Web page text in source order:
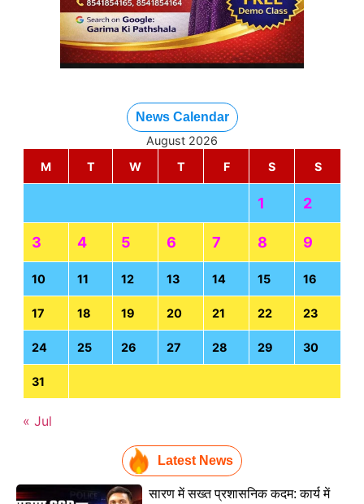
News Calendar
August 2026
M
T W T F S S
1 2
3 4 5 6 7 8 9
10 11 12 13 14 15 16
17 18 19 20 21 22 23
24 25 26 27 28 29 30
31
« Jul
Latest News
सारण में सख्त प्रशासनिक कदम: कार्य में